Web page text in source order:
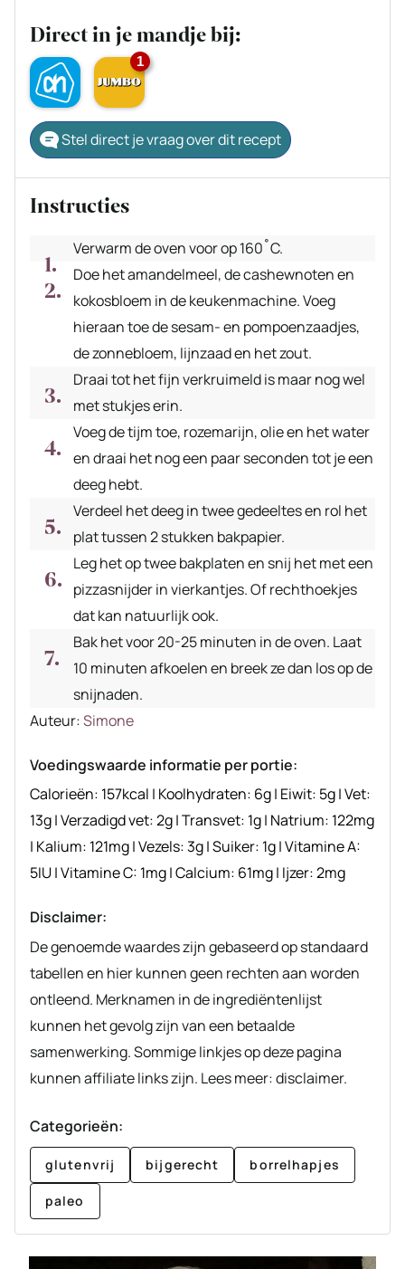
Direct in je mandje bij:
1
Stel direct je vraag over dit recept
Instructies
Verwarm de oven voor op 160˚C.
Doe het amandelmeel, de cashewnoten en
kokosbloem in de keukenmachine. Voeg
hieraan toe de sesam- en pompoenzaadjes,
de zonnebloem, lijnzaad en het zout.
Draai tot het fijn verkruimeld is maar nog wel
met stukjes erin.
Voeg de tijm toe, rozemarijn, olie en het water
en draai het nog een paar seconden tot je een
deeg hebt.
Verdeel het deeg in twee gedeeltes en rol het
plat tussen 2 stukken bakpapier.
Leg het op twee bakplaten en snij het met een
pizzasnijder in vierkantjes. Of rechthoekjes
dat kan natuurlijk ook.
Bak het voor 20-25 minuten in de oven. Laat
10 minuten afkoelen en breek ze dan los op de
snijnaden.
Auteur
Auteur:Simone
Voedingswaarde informatie per portie:
Calorieën: 157kcal | Koolhydraten: 6g| Eiwit: 5g|Vet:
13g|Verzadigd vet:2g|Transvet: 1g| Natrium: 122mg
| Kalium: 121mg|Vezels:3g|Suiker: 1g|Vitamine A:
5IU|Vitamine C: 1mg|Calcium: 61mg| Ijzer:2mg
Disclaimer:
De genoemde waardes zijn gebaseerd op standaard
tabellen en hier kunnen geen rechten aan worden
ontleend. Merknamen in de ingrediëntenlijst
kunnen het gevolg zijn van een betaalde
samenwerking. Sommige linkjes op deze pagina
kunnen affiliate links zijn. Lees meer: disclaimer.
Categorieën:
glutenvrij bijgerecht borrelhapjes
paleo